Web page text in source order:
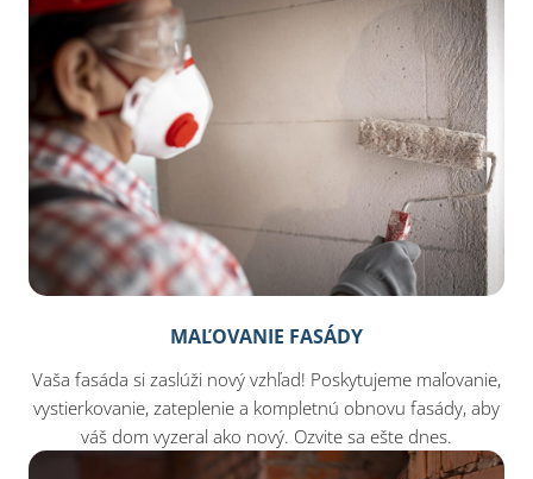
MAĽOVANIE FASÁDY
Vaša fasáda si zaslúži nový vzhľad! Poskytujeme maľovanie,
vystierkovanie, zateplenie a kompletnú obnovu fasády, aby
váš dom vyzeral ako nový. Ozvite sa ešte dnes.